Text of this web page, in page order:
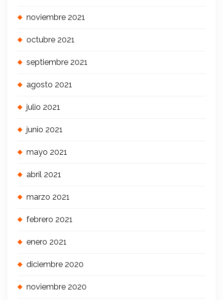
noviembre 2021
octubre 2021
septiembre 2021
agosto 2021
julio 2021
junio 2021
mayo 2021
abril 2021
marzo 2021
febrero 2021
enero 2021
diciembre 2020
noviembre 2020